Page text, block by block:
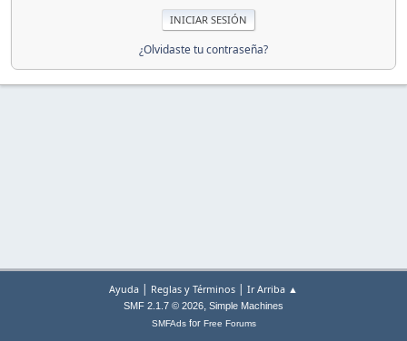
¿Olvidaste tu contraseña?
Ayuda | Reglas y Términos | Ir Arriba ▲
SMF 2.1.7 © 2026, Simple Machines
SMFAdsfor Free Forums